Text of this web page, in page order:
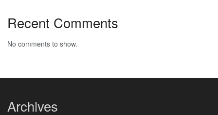
Recent Comments
No comments to show.
Archives